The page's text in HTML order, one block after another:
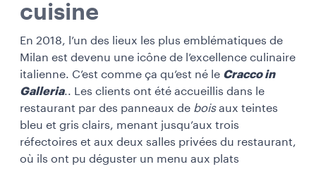
cuisine
En 2018, l’un des lieux les plus emblématiques de
Milan est devenu une icône de l’excellence culinaire
italienne. C’est comme ça qu’est né le Cracco in
Galleria.. Les clients ont été accueillis dans le
restaurant par des panneaux de boisaux teintes
bleu et gris clairs, menant jusqu’aux trois
réfectoires et aux deux salles privées du restaurant,
où ils ont pu déguster un menu aux plats